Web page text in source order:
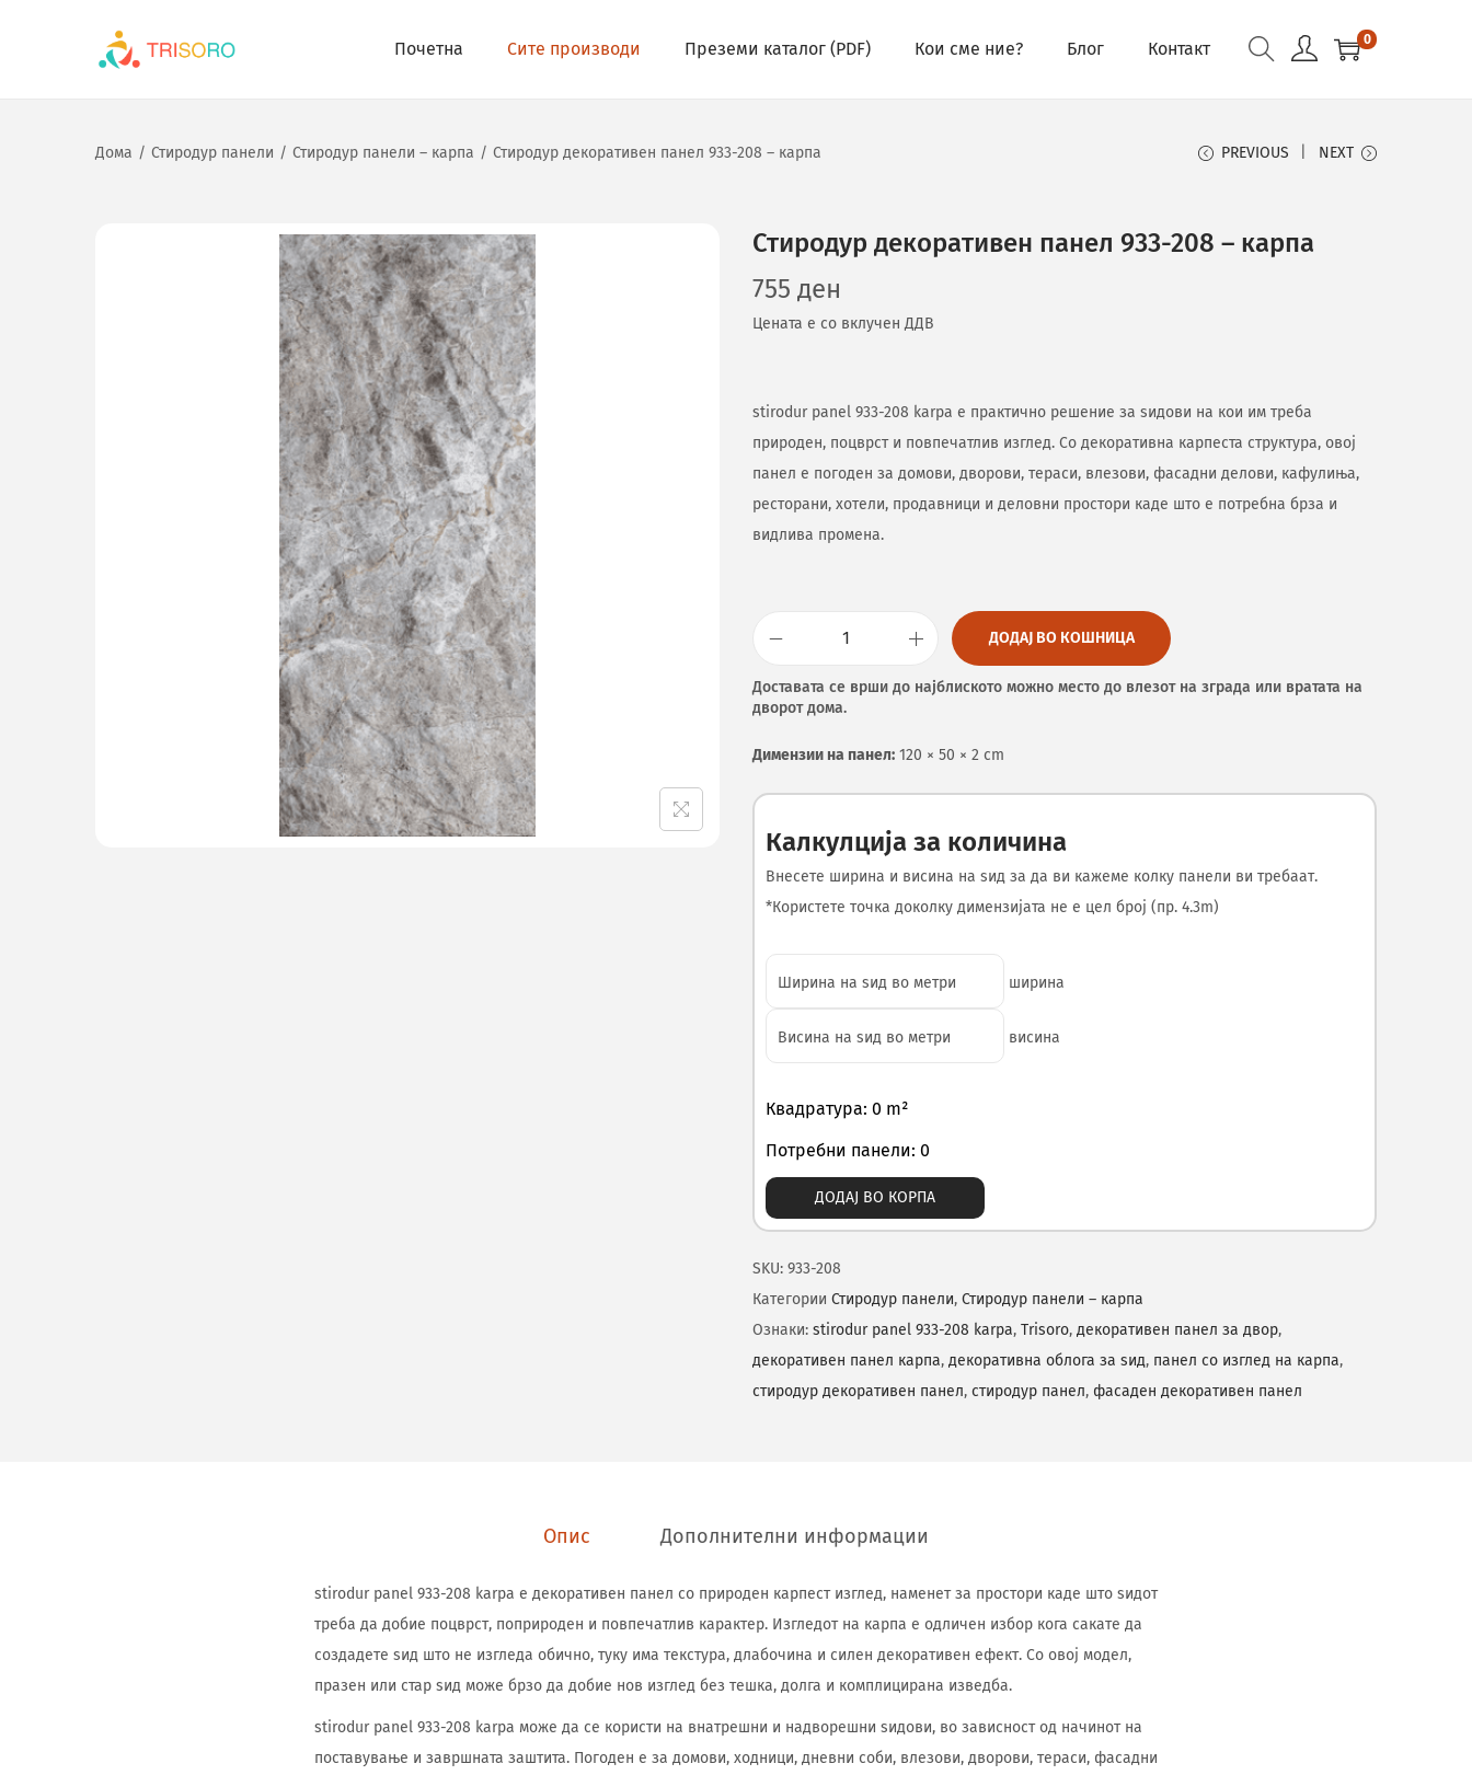
Почетна Сите производи Преземи каталог (PDF) Кои сме ние? Блог Контакт 0
Дома / Стиродур панели / Стиродур панели – карпа / Стиродур декоративен панел 933-208 – карпа PREVIOUS NEXT
Стиродур декоративен панел 933-208 – карпа
755 ден
Цената е со вклучен ДДВ
stirodur panel 933-208 karpa е практично решение за ѕидови на кои им треба
природен, поцврст и повпечатлив изглед. Со декоративна карпеста структура, овој
панел е погоден за домови, дворови, тераси, влезови, фасадни делови, кафулиња,
ресторани, хотели, продавници и деловни простори каде што е потребна брза и
видлива промена.
ДОДАЈ ВО КОШНИЦА
Доставата се врши до најблиското можно место до влезот на зграда или вратата на
дворот дома.
Димензии на панел: 120 × 50 × 2 cm
Калкулција за количина
Внесете ширина и висина на ѕид за да ви кажеме колку панели ви требаат.
*Користете точка доколку димензијата не е цел број (пр. 4.3m)
ширина
висина
Квадратура: 0 m²
Потребни панели: 0
ДОДАЈ ВО КОРПА
SKU: 933-208
Категории Стиродур панели, Стиродур панели – карпа
Ознаки: stirodur panel 933-208 karpa, Trisoro, декоративен панел за двор,
декоративен панел карпа, декоративна облога за ѕид, панел со изглед на карпа,
стиродур декоративен панел, стиродур панел, фасаден декоративен панел
Опис Дополнителни информации
stirodur panel 933-208 karpa е декоративен панел со природен карпест изглед, наменет за простори каде што ѕидот
треба да добие поцврст, поприроден и повпечатлив карактер. Изгледот на карпа е одличен избор кога сакате да
создадете ѕид што не изгледа обично, туку има текстура, длабочина и силен декоративен ефект. Со овој модел,
празен или стар ѕид може брзо да добие нов изглед без тешка, долга и комплицирана изведба.
stirodur panel 933-208 karpa може да се користи на внатрешни и надворешни ѕидови, во зависност од начинот на
поставување и завршната заштита. Погоден е за домови, ходници, дневни соби, влезови, дворови, тераси, фасадни